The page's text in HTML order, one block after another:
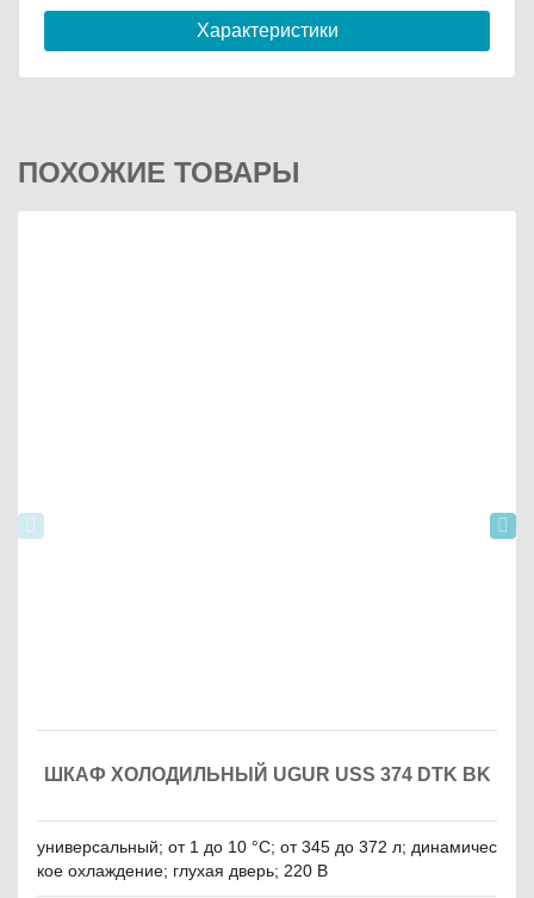
Характеристики
ПОХОЖИЕ ТОВАРЫ
ШКАФ ХОЛОДИЛЬНЫЙ UGUR USS 374 DTK BK
универсальный; от 1 до 10 °C; от 345 до 372 л; динамичес
кое охлаждение; глухая дверь; 220 В